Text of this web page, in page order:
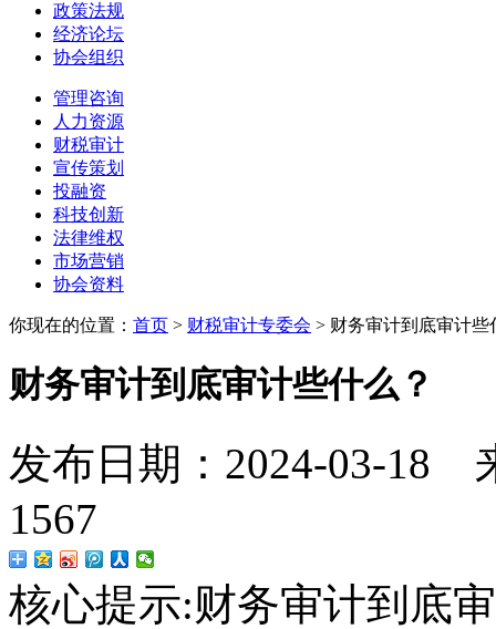
政策法规
经济论坛
协会组织
管理咨询
人力资源
财税审计
宣传策划
投融资
科技创新
法律维权
市场营销
协会资料
你现在的位置： 首页 > 财税审计专委会 > 财务审计到底审计些
财务审计到底审计些什么？
发布日期：2024-03-18
1567
核心提示:财务审计到底